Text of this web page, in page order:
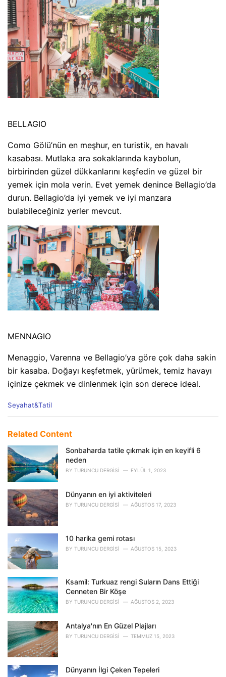
BELLAGIO
Como Gölü’nün en meşhur, en turistik, en havalı
kasabası. Mutlaka ara sokaklarında kaybolun,
birbirinden güzel dükkanlarını keşfedin ve güzel bir
yemek için mola verin. Evet yemek denince Bellagio’da
durun. Bellagio’da iyi yemek ve iyi manzara
bulabileceğiniz yerler mevcut.
MENNAGIO
Menaggio, Varenna ve Bellagio’ya göre çok daha sakin
bir kasaba. Doğayı keşfetmek, yürümek, temiz havayı
içinize çekmek ve dinlenmek için son derece ideal.
C
e
o
r
i
e
:
Seyahat&Tatil
Related Content
Sonbaharda tatile çıkmak için en keyifli 6
neden
BY TURUNCU DERGISI EYLÜL 1, 2023
Dünyanın en iyi aktiviteleri
BY TURUNCU DERGISI AĞUSTOS 17, 2023
10 harika gemi rotası
BY TURUNCU DERGISI AĞUSTOS 15, 2023
Ksamil: Turkuaz rengi Suların Dans Ettiği
Cenneten Bir Köşe
BY TURUNCU DERGISI AĞUSTOS 2, 2023
Antalya'nın En Güzel Plajları
BY TURUNCU DERGISI TEMMUZ 15, 2023
Dünyanın İlgi Çeken Tepeleri